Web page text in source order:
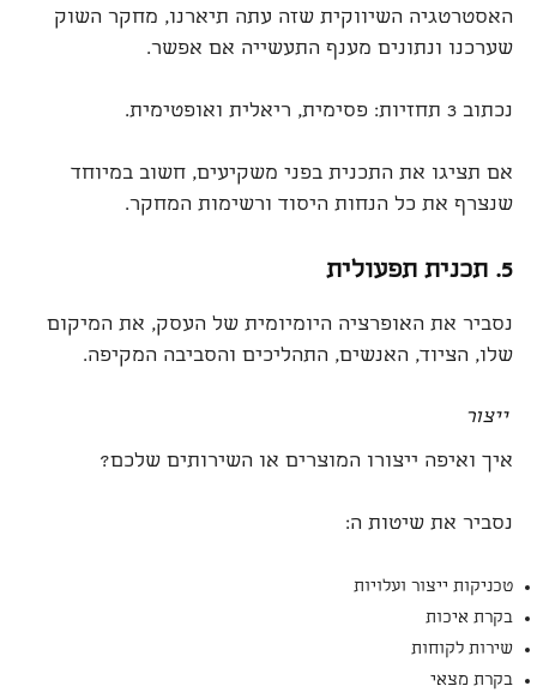
האסטרטגיה השיווקית שזה עתה תיארנו, מחקר השוק
שערכנו ונתונים מענף התעשייה אם אפשר.
נכתוב 3 תחזיות: פסימית, ריאלית ואופטימית.
אם תציגו את התכנית בפני משקיעים, חשוב במיוחד
שנצרף את כל הנחות היסוד ורשימות המחקר.
5. תכנית תפעולית
נסביר את האופרציה היומיומית של העסק, את המיקום
שלו, הציוד, האנשים, התהליכים והסביבה המקיפה.
ייצור
איך ואיפה ייצורו המוצרים או השירותים שלכם?
נסביר את שיטות ה:
טכניקות ייצור ועלויות
בקרת איכות
שירות לקוחות
בקרת מצאי